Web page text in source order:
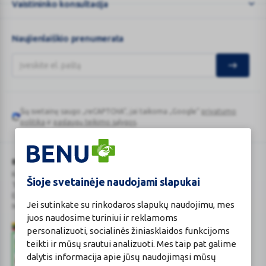
Šioje svetainėje naudojami slapukai
Jei sutinkate su rinkodaros slapukų naudojimu, mes
juos naudosime turiniui ir reklamoms
personalizuoti, socialinės žiniasklaidos funkcijoms
teikti ir mūsų srautui analizuoti. Mes taip pat galime
dalytis informacija apie jūsų naudojimąsi mūsų
ypatingi
Vaistininko konsultacija
Naujienlaiškio prenumerata
Google
Šią svetainę saugo „reCAPTCHA“, jai taikoma „Google“
privatumo
politika
paslaugų teikimo sąlygos
BENU Vaistinė Lietuva, UAB
Kauno r. sav., Karmėlavos sen., Ramučių k., Gamybos g. 4
Tel. +370 37 225 522
Maisto tvarkymo subjektų registro numeris: 190004257